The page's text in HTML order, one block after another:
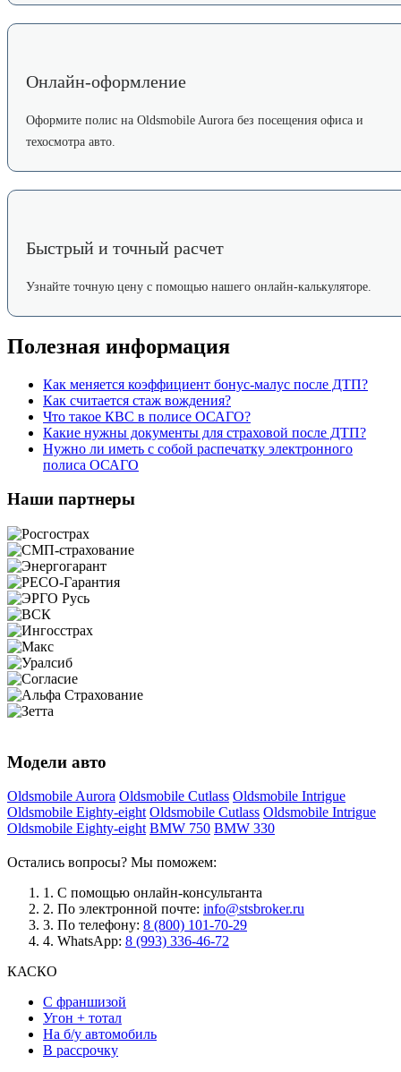
Онлайн-оформление
Оформите полис на Oldsmobile Aurora без посещения офиса и
техосмотра авто.
Быстрый и точный расчет
Узнайте точную цену с помощью нашего онлайн-калькуляторе.
Полезная информация
Как меняется коэффициент бонус-малус после ДТП?
Как считается стаж вождения?
Что такое КВС в полисе ОСАГО?
Какие нужны документы для страховой после ДТП?
Нужно ли иметь с собой распечатку электронного
полиса ОСАГО
Наши партнеры
Модели авто
Oldsmobile Aurora Oldsmobile Cutlass Oldsmobile Intrigue
Oldsmobile Eighty-eight Oldsmobile Cutlass Oldsmobile Intrigue
Oldsmobile Eighty-eight BMW 750 BMW 330
Остались вопросы? Мы поможем:
1. С помощью онлайн-консультанта
2. По электронной почте: info@stsbroker.ru
3. По телефону: 8 (800) 101-70-29
4. WhatsApp: 8 (993) 336-46-72
КАСКО
С франшизой
Угон + тотал
На б/у автомобиль
В рассрочку